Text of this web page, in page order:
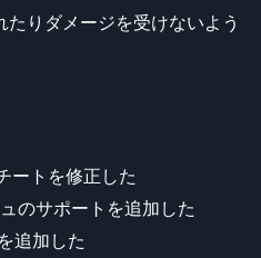
たりダメージを受けないよう
ートを修正した
のサポートを追加した
追加した